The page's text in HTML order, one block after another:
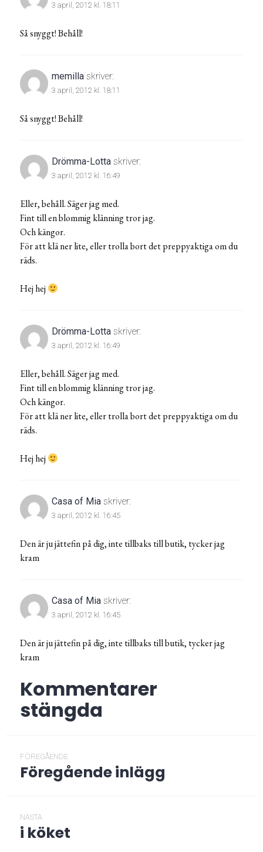
3 april, 2012 kl. 18:11
Så snyggt! Behåll!
memilla skriver:
3 april, 2012 kl. 18:11
Så snyggt! Behåll!
Drömma-Lotta skriver:
3 april, 2012 kl. 16:49
Eller, behåll. Säger jag med.
Fint till en blommig klänning tror jag.
Och kängor.
För att klä ner lite, eller trolla bort det preppyaktiga om du
räds.
Hej hej
Drömma-Lotta skriver:
3 april, 2012 kl. 16:49
Eller, behåll. Säger jag med.
Fint till en blommig klänning tror jag.
Och kängor.
För att klä ner lite, eller trolla bort det preppyaktiga om du
räds.
Hej hej
Casa of Mia skriver:
3 april, 2012 kl. 16:45
Den är ju jättefin på dig, inte tillbaks till butik, tycker jag
kram
Casa of Mia skriver:
3 april, 2012 kl. 16:45
Den är ju jättefin på dig, inte tillbaks till butik, tycker jag
kram
Kommentarer
stängda
FÖREGÅENDE
Föregående
Föregående inlägg
NÄSTA
Nästa
i köket